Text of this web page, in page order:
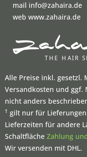
mail info@zahaira.de
web www.zahaira.de
Alle Preise inkl. gesetzl.
Versandkosten und ggf.
nicht anders
† gilt nur für
Lieferzeiten für andere
Schaltfläche Zahlung
Wir versenden mit DHL.